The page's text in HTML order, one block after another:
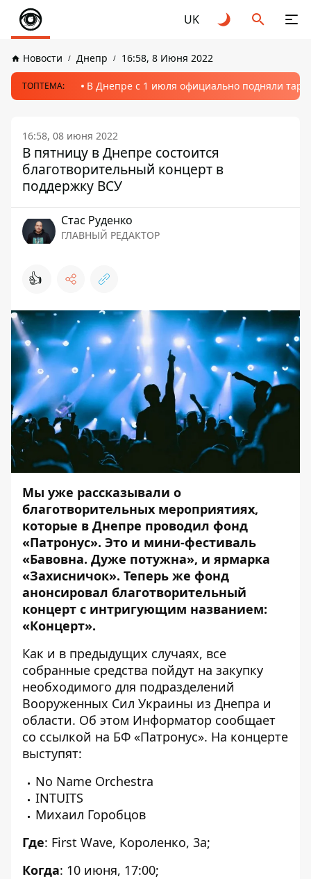
UK
Новости Днепр 16:58, 8 Июня 2022
ТОПТЕМА: В Днепре с 1 июля официально подняли
16:58, 08 июня 2022
В пятницу в Днепре состоится
благотворительный концерт в
поддержку ВСУ
Стаc Руденко
ГЛАВНЫЙ РЕДАКТОР
👍
Мы уже рассказывали о
благотворительных мероприятиях,
которые в Днепре проводил фонд
«Патронус». Это и мини-фестиваль
«Бавовна. Дуже потужна», и ярмарка
«Захисничок». Теперь же фонд
анонсировал благотворительный
концерт с интригующим названием:
«Концерт».
Как и в предыдущих случаях, все
собранные средства пойдут на закупку
необходимого для подразделений
Вооруженных Сил Украины из Днепра и
области. Об этом Информатор сообщает
со ссылкой на БФ «Патронус». На концерте
выступят:
No Name Orchestra
INTUITS
Михаил Горобцов
Где: First Wave, Короленко, 3а;
Когда: 10 июня, 17:00;